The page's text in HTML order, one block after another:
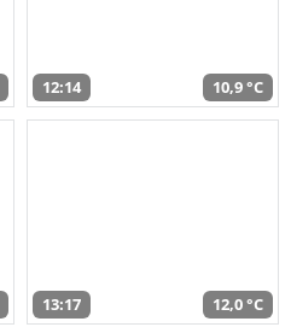
12:14 10,9 °C
13:17 12,0 °C